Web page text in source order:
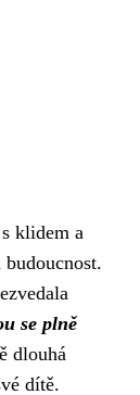
klidem a
se plně
dlouhá
dítě.